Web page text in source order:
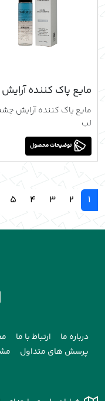
مايع پاك كننده آرايش
چشم و لب
لب
توضیحات محصول
1
2
3
4
5
درباره ما ارتباط با ما
پرسش های متداول